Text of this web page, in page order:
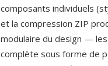
composants individuels
et la compression ZIP
modulaire du design —
complète sous forme de